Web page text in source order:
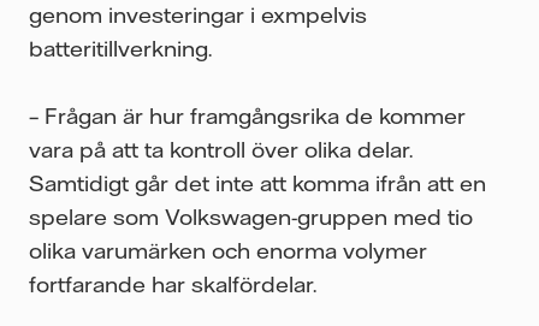
genom investeringar i exmpelvis
batteritillverkning.
– Frågan är hur framgångsrika de kommer
vara på att ta kontroll över olika delar.
Samtidigt går det inte att komma ifrån att en
spelare som Volkswagen-gruppen med tio
olika varumärken och enorma volymer
fortfarande har skalfördelar.